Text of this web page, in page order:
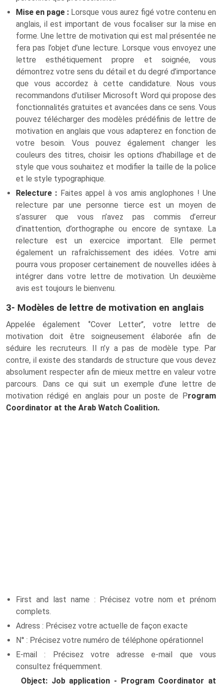
Mise en page : Lorsque vous aurez figé votre contenu en
anglais, il est important de vous focaliser sur la mise en
forme. Une lettre de motivation qui est mal présentée ne
fera pas l’objet d’une lecture. Lorsque vous envoyez une
lettre esthétiquement propre et soignée, vous
démontrez votre sens du détail et du degré d’importance
que vous accordez à cette candidature. Nous vous
recommandons d’utiliser Microsoft Word qui propose des
fonctionnalités gratuites et avancées dans ce sens. Vous
pouvez télécharger des modèles prédéfinis de lettre de
motivation en anglais que vous adapterez en fonction de
votre besoin. Vous pouvez également changer les
couleurs des titres, choisir les options d’habillage et de
style que vous souhaitez et modifier la taille de la police
et le style typographique.
Relecture : Faites appel à vos amis anglophones ! Une
relecture par une personne tierce est un moyen de
s’assurer que vous n’avez pas commis d’erreur
d’inattention, d’orthographe ou encore de syntaxe. La
relecture est un exercice important. Elle permet
également un rafraîchissement des idées. Votre ami
pourra vous proposer certainement de nouvelles idées à
intégrer dans votre lettre de motivation. Un deuxième
avis est toujours le bienvenu.
3- Modèles de lettre de motivation en anglais
Appelée également ‘’Cover Letter’’, votre lettre de
motivation doit être soigneusement élaborée afin de
séduire les recruteurs. Il n’y a pas de modèle type. Par
contre, il existe des standards de structure que vous devez
absolument respecter afin de mieux mettre en valeur votre
parcours. Dans ce qui suit un exemple d’une lettre de
motivation rédigé en anglais pour un poste de Program
Coordinator at the Arab Watch Coalition.
First and last name : Précisez votre nom et prénom
complets.
Adress : Précisez votre actuelle de façon exacte
N° : Précisez votre numéro de téléphone opérationnel
E-mail : Précisez votre adresse e-mail que vous
consultez fréquemment.
Object: Job application - Program Coordinator at